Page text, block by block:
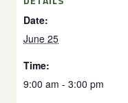
Date:
June 25
Time:
9:00 am - 3:00 pm